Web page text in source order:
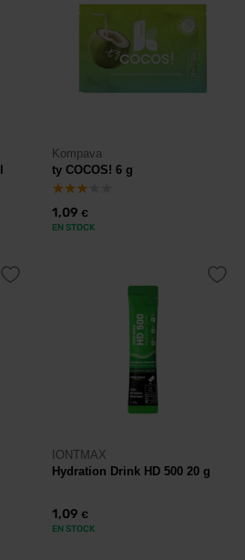
Kompava
ty COCOS! 6 g
1,09 €
EN STOCK
IONTMAX
Hydration Drink HD 500 20 g
1,09 €
EN STOCK